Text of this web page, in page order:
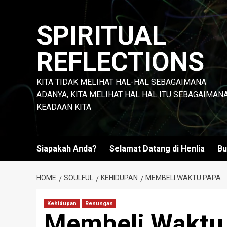
SPIRITUAL
REFLECTIONS
KITA TIDAK MELIHAT HAL-HAL SEBAGAIMANA
ADANYA, KITA MELIHAT HAL HAL ITU
KEADAAN KITA
Siapakah Anda? Selamat Datang di Henlia
HOME SOULFUL KEHIDUPAN MEMBELI WAKTU PAPA
Kehidupan Renungan